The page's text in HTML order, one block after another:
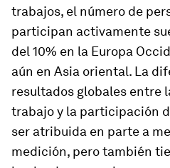
trabajos, el número de
participan activamente
del 10% en la Europa
aún en Asia oriental. La
resultados globales entre
trabajo y la participación
ser atribuida en parte a
medición, pero también